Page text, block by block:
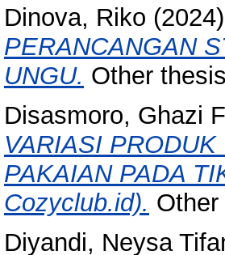
Dinova, Riko (2024)
PERANCANGAN
UNGU. Other
Disasmoro, Ghazi
VARIASI
PAKAIAN PADA
Cozyclub.id).
Diyandi, Neysa